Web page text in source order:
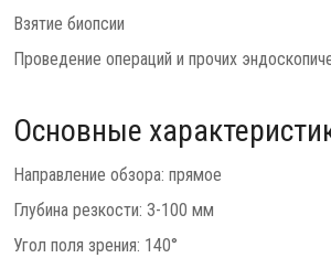
Взятие биопсии
Проведение операций и прочих
Основные
Направление обзора: прямое
Глубина резкости: 3-100 мм
Угол поля зрения: 140°